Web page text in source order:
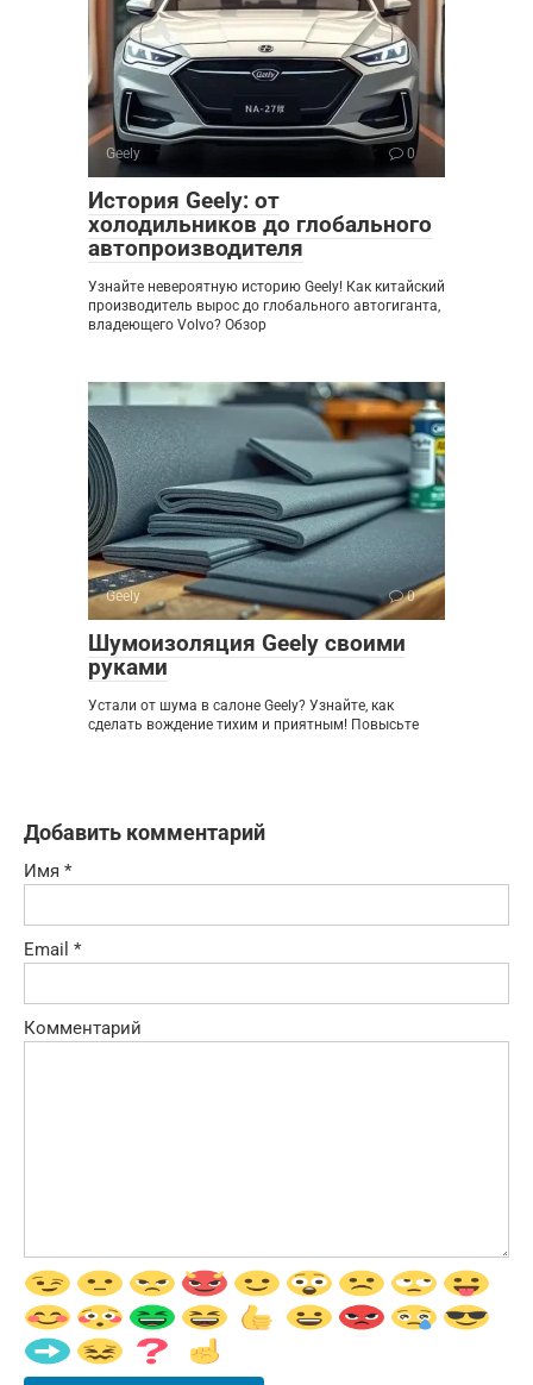
Geely 0
История Geely: от
холодильников до глобального
автопроизводителя
Узнайте невероятную историю Geely! Как китайский
производитель вырос до глобального автогиганта,
владеющего Volvo? Обзор
Geely 0
Шумоизоляция Geely своими
руками
Устали от шума в салоне Geely? Узнайте, как
сделать вождение тихим и приятным! Повысьте
Добавить комментарий
Имя *
Email *
Комментарий